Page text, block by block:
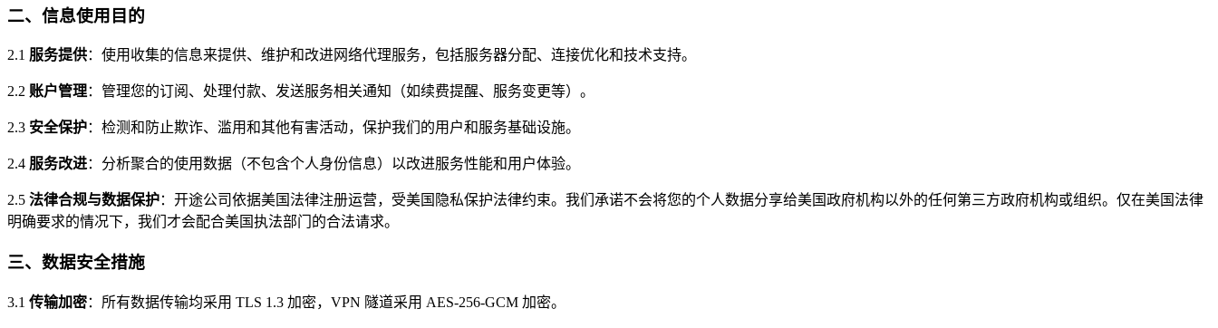
二、信息使用目的
2.1 服务提供：使用收集的信息来提供、维护和改进网络代理服务，包括服务器分配、连接优化和技术支持。
2.2 账户管理：管理您的订阅、处理付款、发送服务相关通知（如续费提醒、服务变更等）。
2.3 安全保护：检测和防止欺诈、滥用和其他有害活动，保护我们的用户和服务基础设施。
2.4 服务改进：分析聚合的使用数据（不包含个人身份信息）以改进服务性能和用户体验。
2.5 法律合规与数据保护：开途公司依据美国法律注册运营，受美国隐私保护法律约束。我们承诺不会将您的个人数据分享给美国政府机构以外的任何第三方政府机构或组织。仅在美国法律
明确要求的情况下，我们才会配合美国执法部门的合法请求。
三、数据安全措施
3.1 传输加密：所有数据传输均采用 TLS 1.3 加密，VPN 隧道采用 AES-256-GCM 加密。